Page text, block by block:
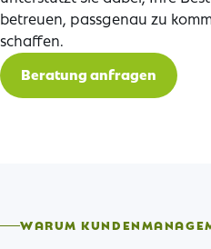
betreuen, passgenau zu
schaffen.
Beratung anfragen
WARUM